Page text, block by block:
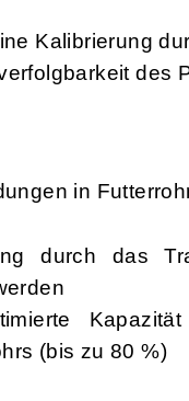
Kalibrierung
des
in
durch das
(bis zu 80 %)